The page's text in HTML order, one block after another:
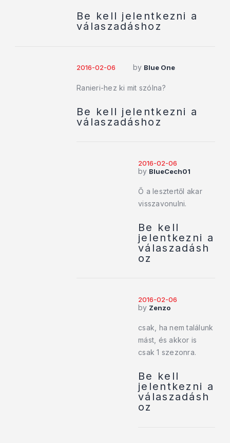
Be kell jelentkezni a
válaszadáshoz
2016-02-06 by Blue One
Ranieri-hez ki mit szólna?
Be kell jelentkezni a
válaszadáshoz
2016-02-06
by BlueCech01
Ő a lesztertől akar
visszavonulni.
Be kell
jelentkezni a
válaszadásh
oz
2016-02-06
by Zenzo
csak, ha nem találunk
mást, és akkor is
csak 1 szezonra.
Be kell
jelentkezni a
válaszadásh
oz